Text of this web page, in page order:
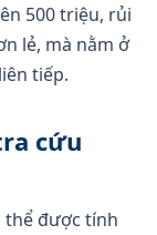
500 triệu, rủi
lẻ, mà nằm ở
tiếp.
cứu
thể được tính